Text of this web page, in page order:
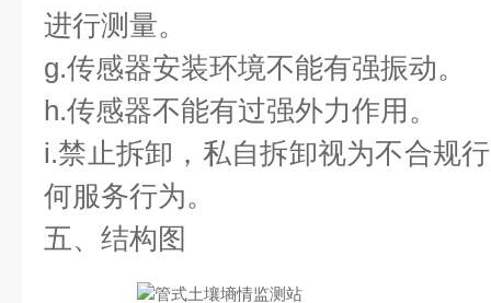
进行测量。
g.传感器安装环境不能有强振动。
h.传感器不能有过强外力作用。
i.禁止拆卸，私自拆卸视为不合规
何服务行为。
五、结构图